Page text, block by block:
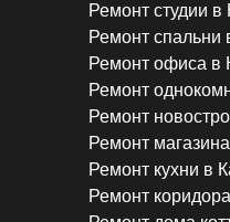
Ремонт студии в
Ремонт спальни
Ремонт офиса в
Ремонт
Ремонт
Ремонт
Ремонт кухни в
Ремонт